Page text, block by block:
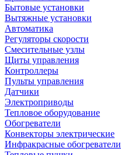
Бытовые установки
Вытяжные установки
Автоматика
Регуляторы скорости
Смесительные узлы
Щиты управления
Контроллеры
Пульты управления
Датчики
Электроприводы
Тепловое оборудование
Обогреватели
Конвекторы электрические
Инфракрасные обогреватели